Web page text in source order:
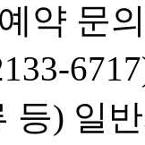
약 문
등) 일